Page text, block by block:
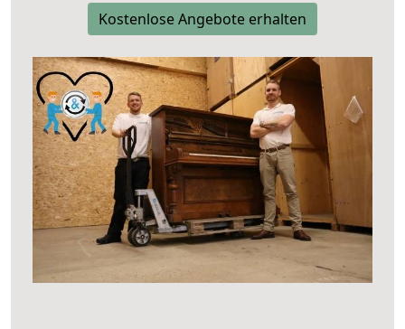
Kostenlose Angebote erhalten